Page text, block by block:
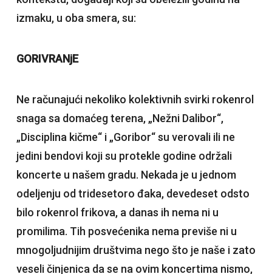
izmaku, u oba smera, su:
GORIVRANjE
Ne računajući nekoliko kolektivnih svirki rokenrol
snaga sa domaćeg terena, „Nežni Dalibor“,
„Disciplina kičme“ i „Goribor“ su verovali ili ne
jedini bendovi koji su protekle godine održali
koncerte u našem gradu. Nekada je u jednom
odeljenju od tridesetoro đaka, devedeset odsto
bilo rokenrol frikova, a danas ih nema ni u
promilima. Tih posvećenika nema previše ni u
mnogoljudnijim društvima nego što je naše i zato
veseli činjenica da se na ovim koncertima nismo,